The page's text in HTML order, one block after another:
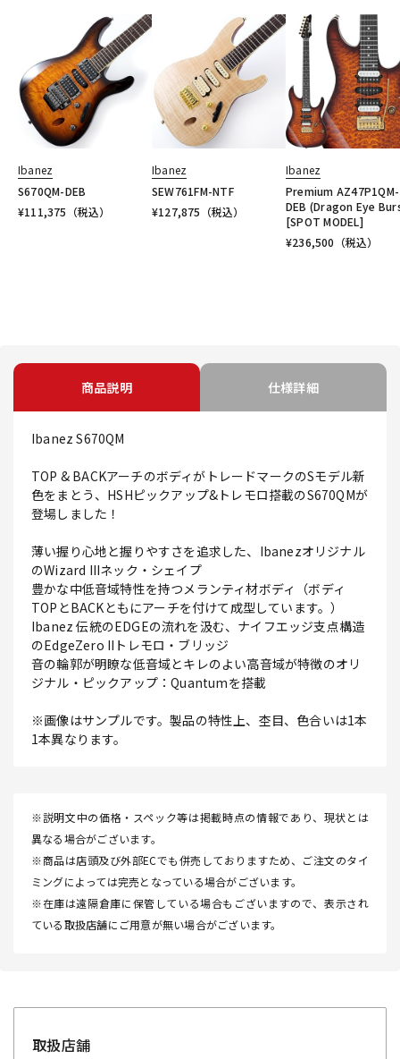
Ibanez
S670QM-DEB
¥111,375 （税込）
Ibanez
SEW761FM-NTF
¥127,875 （税込）
Ibanez
Premium AZ47P1QM-
DEB (Dragon Eye
[SPOT MODEL]
¥236,500 （税込）
商品説明 仕様詳細
Ibanez S670QM
TOP & BACKアーチのボディがトレードマークのSモデル新
色をまとう、HSHピックアップ&トレモロ搭載のS670QMが
登場しました！
薄い握り心地と握りやすさを追求した、Ibanezオリジナル
のWizard IIIネック・シェイプ
豊かな中低音域特性を持つメランティ材ボディ（ボディ
TOPとBACKともにアーチを付けて成型しています。）
Ibanez 伝統のEDGEの流れを汲む、ナイフエッジ支点構造
のEdgeZero IIトレモロ・ブリッジ
音の輪郭が明瞭な低音域とキレのよい高音域が特徴のオリ
ジナル・ピックアップ：Quantumを搭載
※画像はサンプルです。製品の特性上、杢目、色合いは1本
1本異なります。
※説明文中の価格・スペック等は掲載時点の情報であり、現状とは
異なる場合がございます。
※商品は店頭及び外部ECでも併売しておりますため、ご注文のタイ
ミングによっては完売となっている場合がございます。
※在庫は遠隔倉庫に保管している場合もございますので、表示され
ている取扱店舗にご用意が無い場合がございます。
取扱店舗